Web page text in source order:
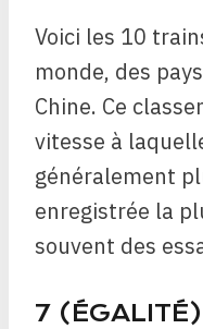
Voici les 10
monde, des
Chine. Ce
vitesse à
généralement
enregistrée la
souvent des
7